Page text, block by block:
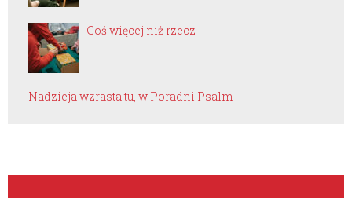
Coś więcej niż rzecz
Nadzieja wzrasta tu, w Poradni Psalm